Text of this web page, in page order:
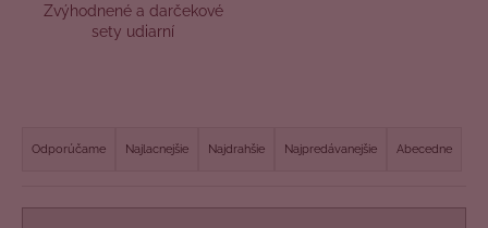
Zvýhodnené a darčekové
sety udiarní
a
e
Odporúčame Najlacnejšie Najdrahšie Najpredávanejšie Abecedne
?